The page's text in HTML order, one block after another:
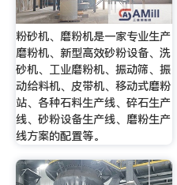
粉砂机、磨粉机是一家专业生产
磨粉机、新型高效砂粉设备、洗
砂机、工业磨粉机、振动筛、振
动给料机、皮带机、移动式磨粉
站、各种石料生产线、碎石生产
线、砂粉设备生产线、磨粉生产
线方案的配置等。